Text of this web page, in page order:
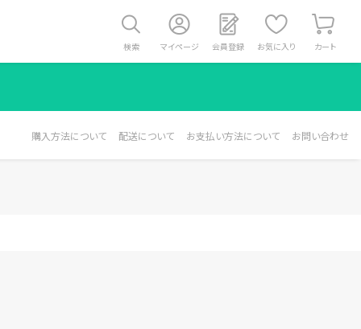
検索 マイページ 会員登録 お気に入り カート
購入方法について 配送について お支払い方法について お問い合わせ